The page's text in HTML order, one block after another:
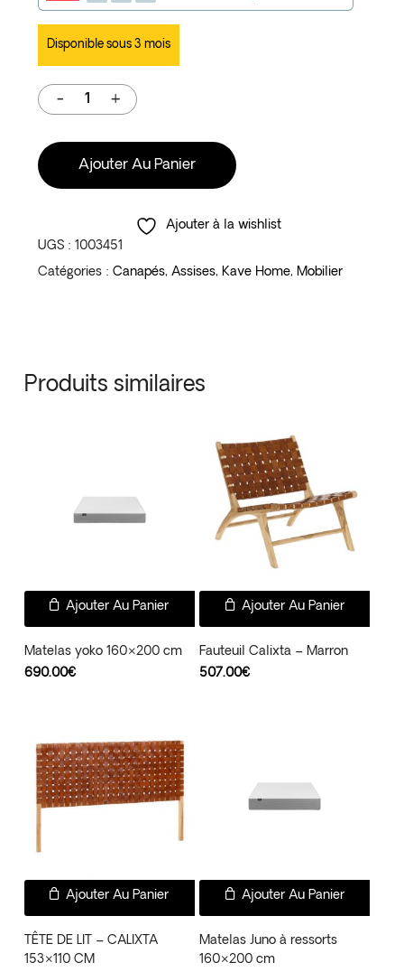
Disponible sous 3 mois
Ajouter Au Panier
Ajouter à la wishlist
UGS : 1003451
Catégories : Canapés, Assises, Kave Home, Mobilier
Produits similaires
Ajouter Au Panier
Matelas yoko 160×200 cm
690.00€
Ajouter Au Panier
Fauteuil Calixta – Marron
507.00€
Ajouter Au Panier
TÊTE DE LIT – CALIXTA
153×110 CM
Ajouter Au Panier
Matelas Juno à ressorts
160×200 cm